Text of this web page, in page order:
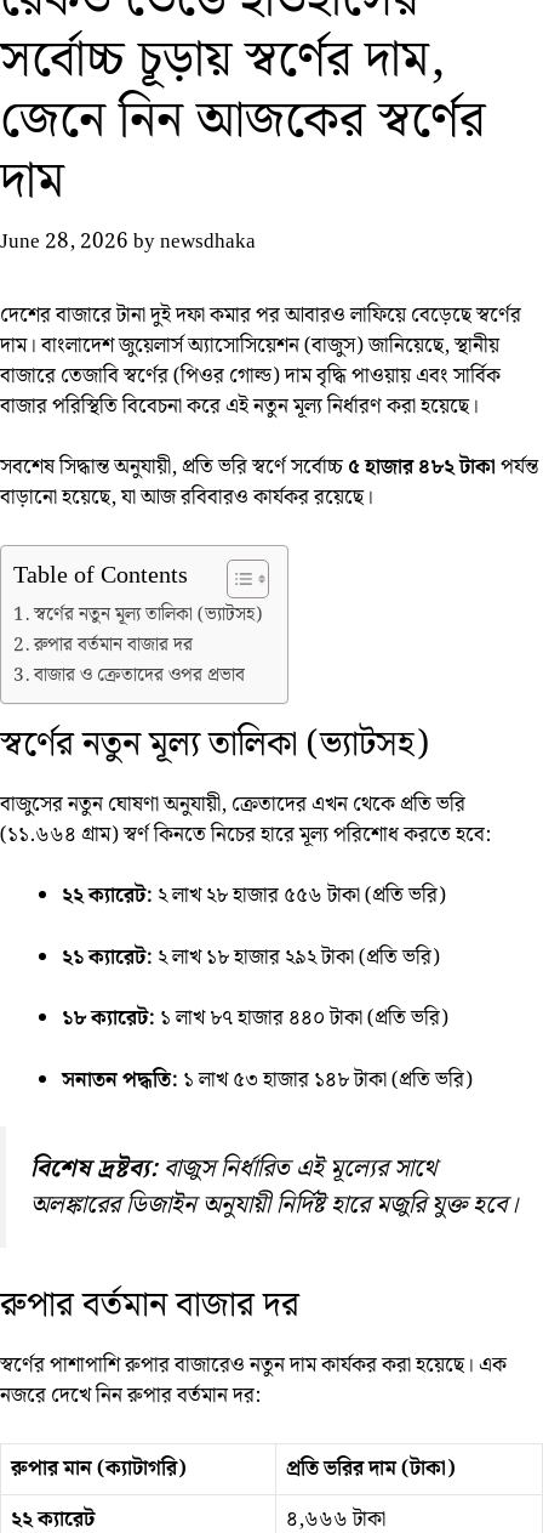
সর্বোচ্চ চূড়ায় স্বর্ণের দাম,
জেনে নিন আজকের স্বর্ণের
দাম
June 28, 2026bynewsdhaka
দেশের বাজারে টানা দুই দফা কমার পর আবারও লাফিয়ে বেড়েছে স্বর্ণের
দাম। বাংলাদেশ জুয়েলার্স অ্যাসোসিয়েশন (বাজুস) জানিয়েছে, স্থানীয়
বাজারে তেজাবি স্বর্ণের (পিওর গোল্ড) দাম বৃদ্ধি পাওয়ায় এবং সার্বিক
বাজার পরিস্থিতি বিবেচনা করে এই নতুন মূল্য নির্ধারণ করা হয়েছে।
সবশেষ সিদ্ধান্ত অনুযায়ী, প্রতি ভরি স্বর্ণে সর্বোচ্চ৫ হাজার ৪৮২ টাকাপর্যন্ত
বাড়ানো হয়েছে, যা আজ রবিবারও কার্যকর রয়েছে।
Table of Contents
স্বর্ণের নতুন মূল্য তালিকা (ভ্যাটসহ)
রুপার বর্তমান বাজার দর
বাজার ও ক্রেতাদের ওপর প্রভাব
স্বর্ণের নতুন মূল্য তালিকা (ভ্যাটসহ)
বাজুসের নতুন ঘোষণা অনুযায়ী, ক্রেতাদের এখন থেকে প্রতি ভরি
(১১.৬৬৪ গ্রাম) স্বর্ণ কিনতে নিচের হারে মূল্য পরিশোধ করতে হবে:
২২ ক্যারেট: ২ লাখ ২৮ হাজার ৫৫৬ টাকা (প্রতি ভরি)
২১ ক্যারেট: ২ লাখ ১৮ হাজার ২৯২ টাকা (প্রতি ভরি)
১৮ ক্যারেট: ১ লাখ ৮৭ হাজার ৪৪০ টাকা (প্রতি ভরি)
সনাতন পদ্ধতি: ১ লাখ ৫৩ হাজার ১৪৮ টাকা (প্রতি ভরি)
বিশেষ দ্রষ্টব্য:বাজুস নির্ধারিত এই মূল্যের সাথে
অলঙ্কারের ডিজাইন অনুযায়ী নির্দিষ্ট হারে মজুরি যুক্ত হবে।
রুপার বর্তমান বাজার দর
স্বর্ণের পাশাপাশি রুপার বাজারেও নতুন দাম কার্যকর করা হয়েছে। এক
নজরে দেখে নিন রুপার বর্তমান দর:
রুপার মান (ক্যাটাগরি)
প্রতি ভরির দাম (টাকা)
২২ ক্যারেট
৪,৬৬৬ টাকা